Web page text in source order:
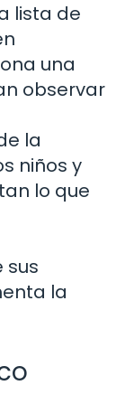
lista de
una
observar
la
niños y
lo que
sus
la